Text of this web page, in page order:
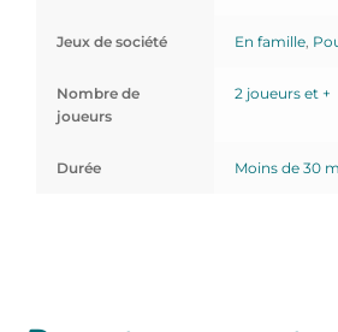
Jeux de société En famille,
Nombre de
joueurs
2 joueurs et +
Durée Moins de 30